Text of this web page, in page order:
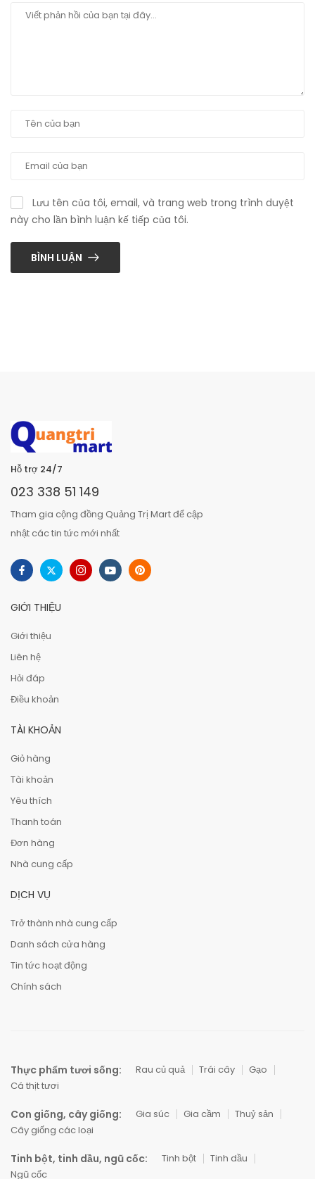
Lưu tên của tôi, email, và trang web trong trình duyệt
này cho lần bình luận kế tiếp của tôi.
BÌNH LUẬN
Hỗ trợ 24/7
023 338 51 149
Tham gia cộng đồng Quảng Trị Mart để cập
nhật các tin tức mới nhất
GIỚI THIỆU
Giới thiệu
Liên hệ
Hỏi đáp
Điều khoản
TÀI KHOẢN
Giỏ hàng
Tài khoản
Yêu thích
Thanh toán
Đơn hàng
Nhà cung cấp
DỊCH VỤ
Trở thành nhà cung cấp
Danh sách cửa hàng
Tin tức hoạt động
Chính sách
Thực phẩm tươi sống: Rau củ quả Trái cây
Gạo
Cá thịt tươi
Con giống, cây giống: Gia súc Gia cầm
Thuỷ sản
Cây giống các loại
Tinh bột, tinh dầu, ngũ cốc: Tinh bột
Tinh dầu
Ngũ cốc